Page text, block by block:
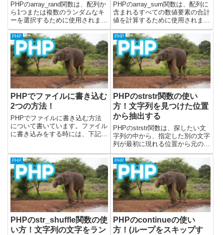
PHPのarray_rand関数は、配列か
ら1つまたは複数のランダムなキ
ーを選択するために使用されま
す。この関数は、ランダムな項目
を抽選する、クイズの質問をシャ
ッフルする、表示するコンテンツ
をランダムに選ぶなど、様々な場
面で利用できます。単...
PHPのarray_sum関数は、配列に
含まれるすべての数値要素の合計
値を計算するために使用されま
す。売上データの合計、点数の総
計、数値リストの合計など、配列
内の数値情報を集計する際に便利
です。foreachループで同じ処理
を書くよりも短く...
PHP
PHPでファイルに書き込む
2つの方法！
PHPでファイルに書き込む方法
について書いています。ファイル
に書き込みをする時には、下記の
む・file_put_contents関数を使う
file_put_contents関数の...
PHP
PHPのstrstr関数の使い
方！文字列を見つけた位置
から抽出する
PHPのstrstr関数は、探したい文
字列の中から、指定した別の文字
列が最初に現れる位置から元の文
字列の最後までを抽出するために
使用されます。この関数は、文字
列の中から特定の区切り文字やキ
ーワード以降のテキストを切り出
したい場合に非常に便利...
PHP
PHPのstr_shuffle関数の使
い方！文字列の文字をラン
PHP
PHPのcontinueの使い
方！(ループをスキップす